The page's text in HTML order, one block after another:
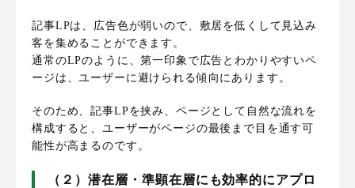
記事LPは、広告色が弱いので、敷居を低くして見込み
客を集めることができます。
通常のLPのように、第一印象で広告とわかりやすいペ
ージは、ユーザーに避けられる傾向にあります。
そのため、記事LPを挟み、ページとして自然な流れを
構成すると、ユーザーがページの最後まで目を通す可
能性が高まるのです。
（２）潜在層・準顕在層にも効率的にアプロ